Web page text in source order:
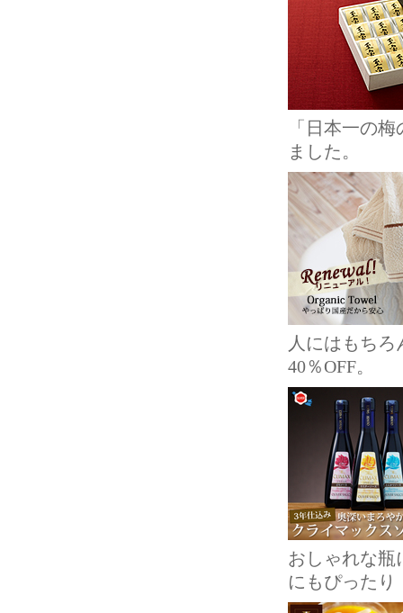
「日本一の
ました。
人にはもち
40％OFF。
おしゃれな
にもぴったり